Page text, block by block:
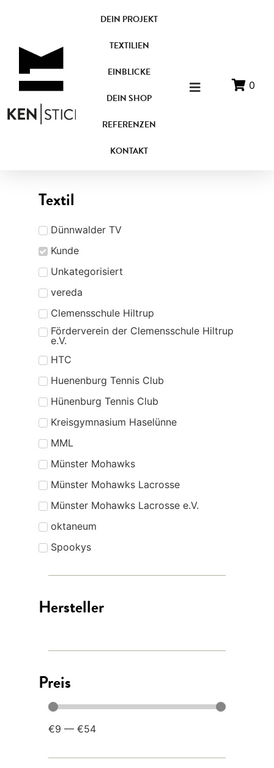
DEIN PROJEKT
TEXTILIEN
EINBLICKE
DEIN SHOP
REFERENZEN
KONTAKT
0
Textil
Dünnwalder TV
Kunde
Unkategorisiert
vereda
Clemensschule Hiltrup
Förderverein der Clemensschule Hiltrup
e.V.
HTC
Huenenburg Tennis Club
Hünenburg Tennis Club
Kreisgymnasium Haselünne
MML
Münster Mohawks
Münster Mohawks Lacrosse
Münster Mohawks Lacrosse e.V.
oktaneum
Spookys
Hersteller
Preis
€9 — €54